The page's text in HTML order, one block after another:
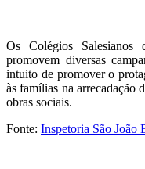
‍Os Colégios
promovem diversas
intuito de promover o
às famílias na arrecadação
obras sociais.
Fonte: Inspetoria São João